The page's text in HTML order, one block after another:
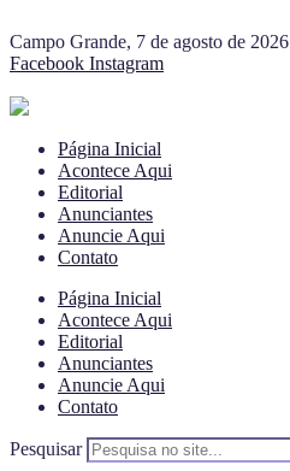
Campo Grande, 7 de agosto de 2026
Facebook Instagram
Página Inicial
Acontece Aqui
Editorial
Anunciantes
Anuncie Aqui
Contato
Página Inicial
Acontece Aqui
Editorial
Anunciantes
Anuncie Aqui
Contato
Pesquisar